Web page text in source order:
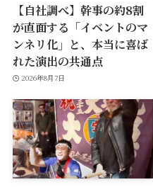
【自社調べ】幹事の約8割
が直面する「イベントのマ
ンネリ化」と、本当に喜ば
れた演出の共通点
2026年8月7日